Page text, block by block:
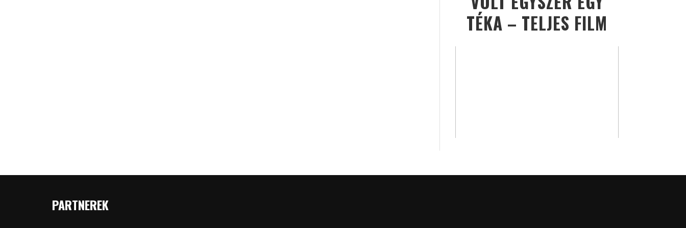
TÉKA – TELJES FILM
PARTNEREK